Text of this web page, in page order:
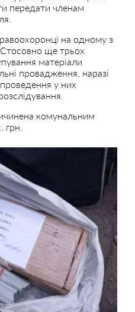
передати членам
на одному з
Стосовно ще трьох
матеріали
провадження, наразі
у них
комунальним
грн.